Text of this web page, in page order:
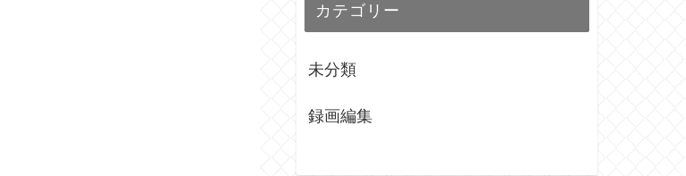
カテゴリー
未分類
録画編集